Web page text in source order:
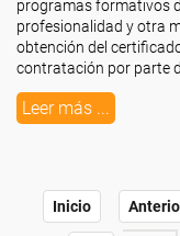
programas formativos
profesionalidad y otra
obtención del
contratación por parte
Leer más ...
Inicio